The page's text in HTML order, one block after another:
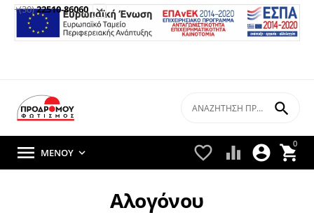
+(30)22510-86060 
0


 

 ΜΕΝΟΎ 
Αλογόνου